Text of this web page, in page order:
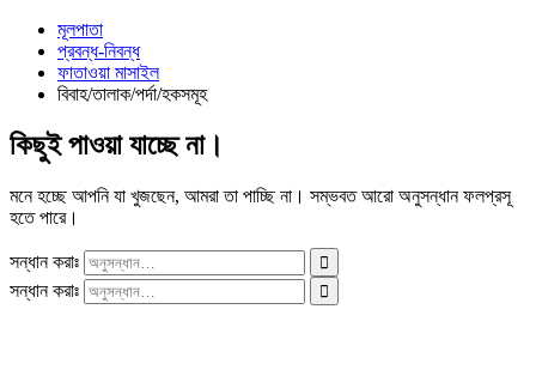
মূলপাতা
প্রবন্ধ-নিবন্ধ
ফাতাওয়া মাসাইল
বিবাহ/তালাক/পর্দা/হকসমূহ
কিছুই পাওয়া যাচ্ছে না।
মনে হচ্ছে আপনি যা খুজছেন, আমরা তা পাচ্ছি না। সম্ভবত আরো অনুসন্ধান ফলপ্রসূ
হতে পারে।
সন্ধান করাঃ
সন্ধান করাঃ